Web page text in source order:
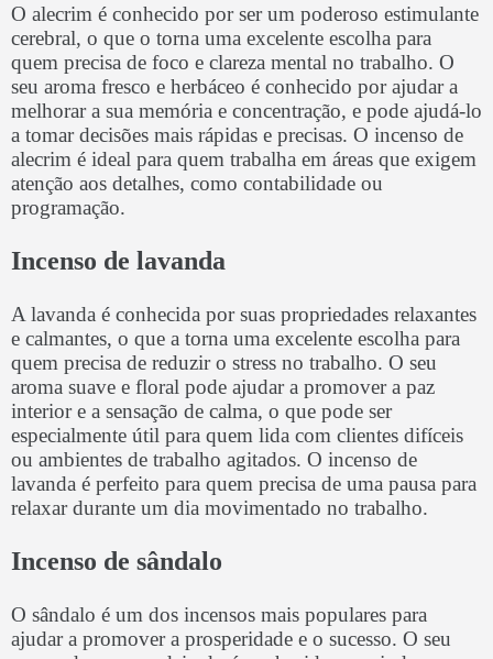
O alecrim é conhecido por ser um poderoso estimulante
cerebral, o que o torna uma excelente escolha para
quem precisa de foco e clareza mental no trabalho. O
seu aroma fresco e herbáceo é conhecido por ajudar a
melhorar a sua memória e concentração, e pode ajudá-lo
a tomar decisões mais rápidas e precisas. O incenso de
alecrim é ideal para quem trabalha em áreas que exigem
atenção aos detalhes, como contabilidade ou
programação.
Incenso de lavanda
A lavanda é conhecida por suas propriedades relaxantes
e calmantes, o que a torna uma excelente escolha para
quem precisa de reduzir o stress no trabalho. O seu
aroma suave e floral pode ajudar a promover a paz
interior e a sensação de calma, o que pode ser
especialmente útil para quem lida com clientes difíceis
ou ambientes de trabalho agitados. O incenso de
lavanda é perfeito para quem precisa de uma pausa para
relaxar durante um dia movimentado no trabalho.
Incenso de sândalo
O sândalo é um dos incensos mais populares para
ajudar a promover a prosperidade e o sucesso. O seu